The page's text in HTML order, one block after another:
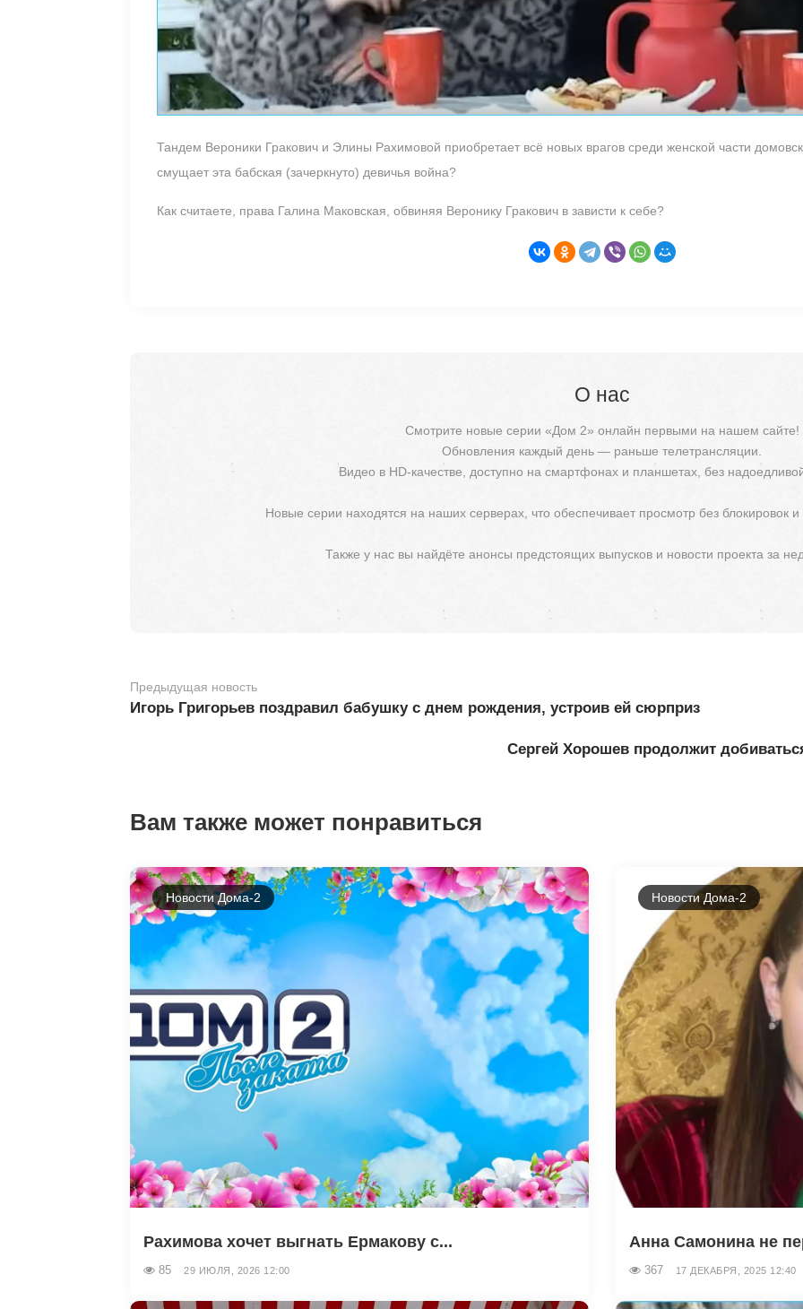
Тандем Вероники Гракович и Элины Рахимовой приобретает всё новых врагов среди женской части
смущает эта бабская (зачеркнуто) девичья война?
Как считаете, права Галина Маковская, обвиняя Веронику Гракович в зависти к себе?
О нас
Смотрите новые серии «Дом 2» онлайн первыми на нашем сайте!
Обновления каждый день — раньше телетрансляции.
Видео в HD-качестве, доступно на смартфонах и планшетах, без
Новые серии находятся на наших серверах, что обеспечивает просмотр без блокировок
Также у нас вы найдёте анонсы предстоящих выпусков и новости проекта за
Предыдущая новость
Игорь Григорьев поздравил бабушку с днем рождения, устроив ей сюрприз
Сергей Хорошев продолжит
Вам также может понравиться
Новости Дома-2
Рахимова хочет выгнать Ермакову с...
85 29 ИЮЛЯ, 2026 12:00
Новости Дома-2
Анна Самонина не
367 17 ДЕКАБРЯ, 2025 12:40